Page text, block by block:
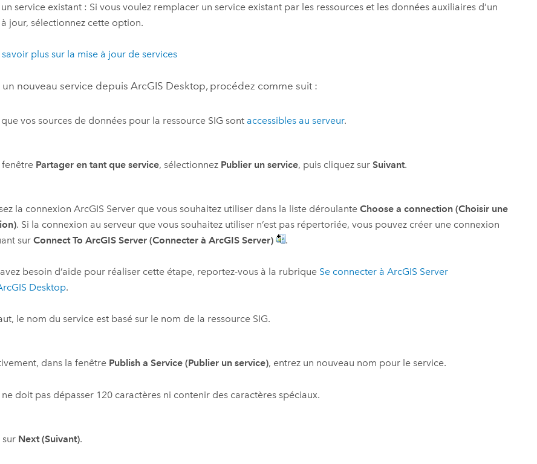
un service existant : Si vous voulez remplacer un service existant par les ressources et les données auxiliaires d’un
à jour, sélectionnez cette option.
savoir plus sur la mise à jour de services
un nouveau service depuisArcGIS Desktop, procédez comme suit :
vos sources de données pour la ressource SIG sont accessibles au serveur.
fenêtre Partager en tant que service, sélectionnez Publier un service, puis cliquez surSuivant.
la connexionArcGIS Server que vous souhaitez utiliser dans la liste déroulanteChoose a connection (Choisir une
. Si la connexion au serveur que vous souhaitez utiliser n’est pas répertoriée, vous pouvez créer une connexion
surConnect To ArcGIS Server (Connecter à ArcGIS Server) .
besoin d’aide pour réaliser cette étape, reportez-vous à la rubrique Se connecter àArcGIS Server
Desktop.
le nom du service est basé sur le nom de la ressource SIG.
dans la fenêtre Publish a Service (Publier un service), entrez un nouveau nom pour le service.
ne doit pas dépasser 120 caractères ni contenir des caractères spéciaux.
sur Next (Suivant).